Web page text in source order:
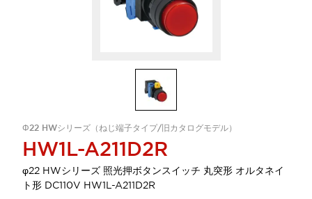
Φ22 HWシリーズ（ねじ端子タイプ/旧カタログモデル）
HW1L-A211D2R
φ22 HWシリーズ 照光押ボタンスイッチ 丸突形 オルタネイ
ト形 DC110V HW1L-A211D2R